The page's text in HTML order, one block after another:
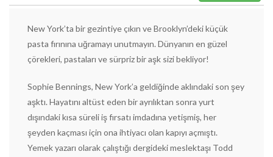
New York’ta bir gezintiye çıkın ve Brooklyn’deki küçük
pasta fırınına uğramayı unutmayın. Dünyanın en güzel
çörekleri, pastaları ve sürpriz bir aşk sizi bekliyor!
Sophie Bennings, New York’a geldiğinde aklındaki son şey
aşktı. Hayatını altüst eden bir ayrılıktan sonra yurt
dışındaki kısa süreli iş fırsatı imdadına yetişmiş, her
şeyden kaçması için ona ihtiyacı olan kapıyı açmıştı.
Yemek yazarı olarak çalıştığı dergideki meslektaşı Todd